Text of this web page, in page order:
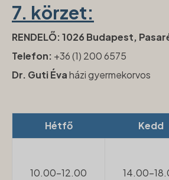
7. körzet:
RENDELŐ: 1026 Budapest,
Telefon: +36 (1) 200 6575
Dr. Guti Évaházi gyermekorvos
Hétfő Kedd
10.00-12.00 14.00-